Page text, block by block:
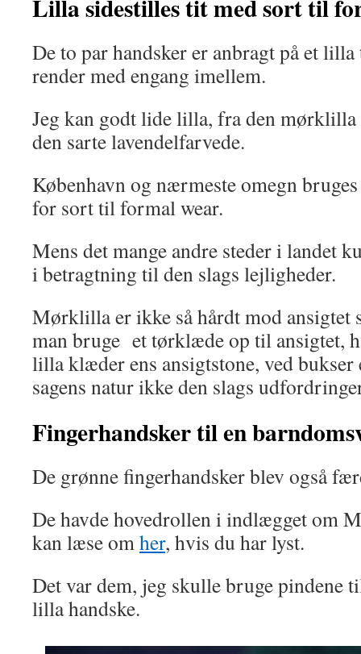
Lilla sidestilles tit med sort til
De to par handsker er anbragt på et
render med engang imellem.
Jeg kan godt lide lilla, fra den
den sarte lavendelfarvede.
København og nærmeste omegn
for sort til formal wear.
Mens det mange andre steder i landet
i betragtning til den slags lejligheder.
Mørklilla er ikke så hårdt mod ansigtet
man bruge et tørklæde op til ansigtet,
lilla klæder ens ansigtstone, ved bukser
sagens natur ikke den slags
Fingerhandsker til en
De grønne fingerhandsker blev også
De havde hovedrollen i indlægget om
kan læse omher, hvis du har lyst.
Det var dem, jeg skulle bruge pindene
lilla handske.